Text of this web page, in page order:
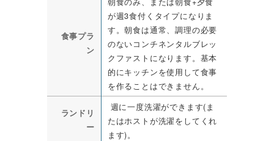
食事プラ
ン
が週3食付くタイプになりま
す。朝食は通常、調理の必要
のないコンチネンタルブレッ
クファストになります。基本
的にキッチンを使用して食事
を作ることはできません。
ランドリ
ー
週に一度洗濯ができます(ま
たはホストが洗濯をしてくれ
ます)。